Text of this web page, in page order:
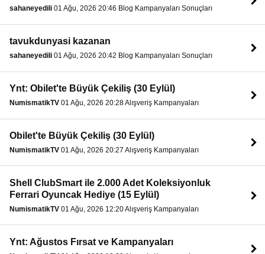
sahaneyedili 01 Ağu, 2026 20:46 Blog Kampanyaları Sonuçları
tavukdunyasi kazanan
sahaneyedili 01 Ağu, 2026 20:42 Blog Kampanyaları Sonuçları
Ynt: Obilet'te Büyük Çekiliş (30 Eylül)
NumismatikTV 01 Ağu, 2026 20:28 Alışveriş Kampanyaları
Obilet'te Büyük Çekiliş (30 Eylül)
NumismatikTV 01 Ağu, 2026 20:27 Alışveriş Kampanyaları
Shell ClubSmart ile 2.000 Adet Koleksiyonluk
Ferrari Oyuncak Hediye (15 Eylül)
NumismatikTV 01 Ağu, 2026 12:20 Alışveriş Kampanyaları
Ynt: Ağustos Fırsat ve Kampanyaları